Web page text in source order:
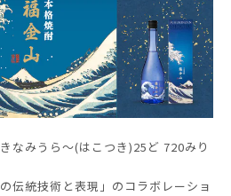
なみうら～(はこつき)25ど 720みり
伝統技術と表現」のコラボレーショ